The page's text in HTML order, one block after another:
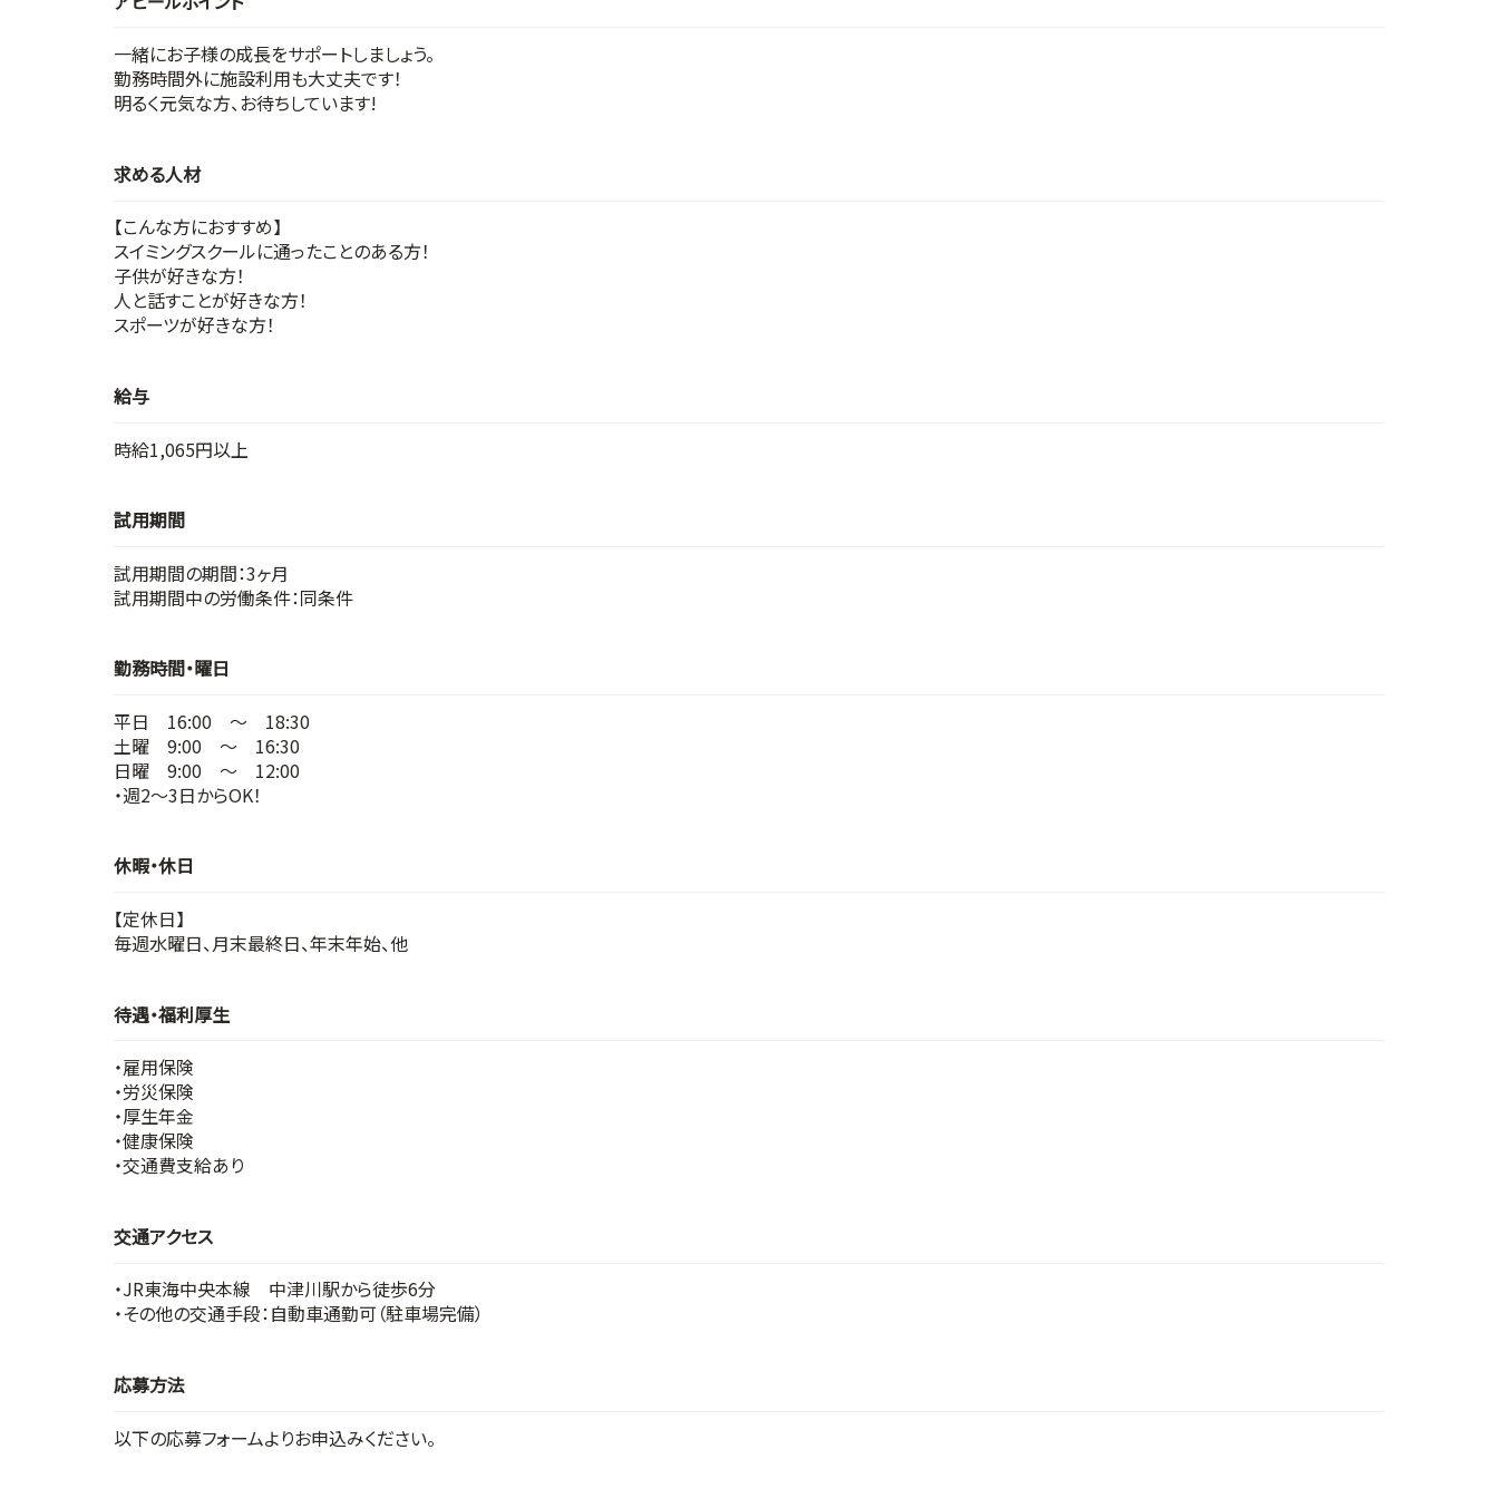
一緒にお子様の成長をサポートしましょう。
勤務時間外に施設利用も大丈夫です！
明るく元気な方、お待ちしています!
求める人材
【こんな方におすすめ】
スイミングスクールに通ったことのある方！
子供が好きな方！
人と話すことが好きな方！
スポーツが好きな方！
給与
時給1,065円以上
試用期間
試用期間の期間：3ヶ月
試用期間中の労働条件：同条件
勤務時間・曜日
平日 16:00 ～ 18:30
土曜 9:00 ～ 16:30
日曜 9:00 ～ 12:00
・週2～3日からOK！
休暇・休日
【定休日】
毎週水曜日、月末最終日、年末年始、他
待遇・福利厚生
・雇用保険
・労災保険
・厚生年金
・健康保険
・交通費支給あり
交通アクセス
・JR東海中央本線 中津川駅から徒歩6分
・その他の交通手段：自動車通勤可（駐車場完備）
応募方法
以下の応募フォームよりお申込みください。